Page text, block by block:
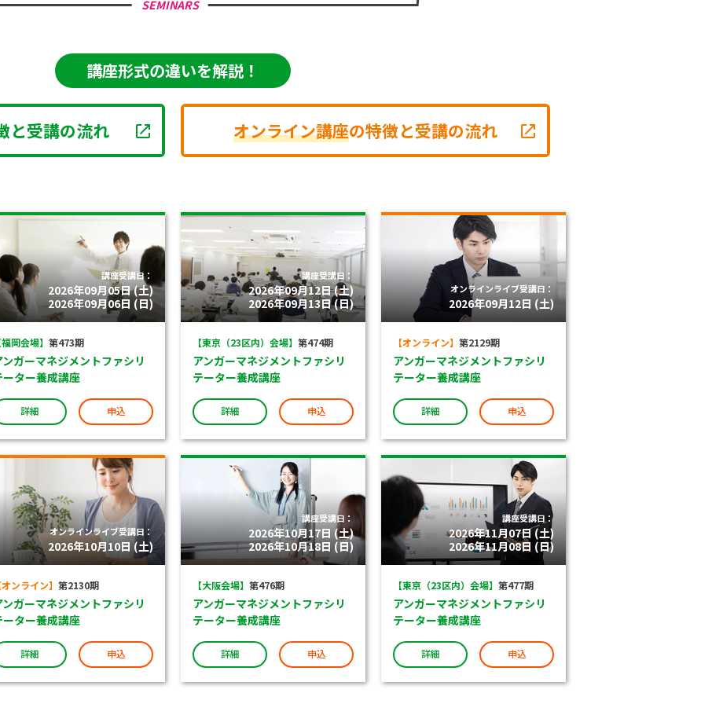
SEMINARS
講座形式の違いを解説！
と受講の流れ オンライン講座の特徴と受講の流れ
講座受講日：
2026年09月05日 (土)
2026年09月06日 (日)
福岡会場】 第473期
ンガーマネジメントファシリ
ーター養成講座
詳細 申込
講座受講日：
2026年09月12日 (土)
2026年09月13日 (日)
【東京（23区内）会場】 第474期
アンガーマネジメントファシリ
テーター養成講座
詳細 申込
オンラインライブ受講日：
2026年09月12日 (土)
【オンライン】 第2129期
アンガーマネジメントファシリ
テーター養成講座
詳細 申込
オンラインライブ受講日：
2026年10月10日 (土)
オンライン】 第2130期
ンガーマネジメントファシリ
ーター養成講座
詳細 申込
講座受講日：
2026年10月17日 (土)
2026年10月18日 (日)
【大阪会場】 第476期
アンガーマネジメントファシリ
テーター養成講座
詳細 申込
講座受講日：
2026年11月07日 (土)
2026年11月08日 (日)
【東京（23区内）会場】 第477期
アンガーマネジメントファシリ
テーター養成講座
詳細 申込